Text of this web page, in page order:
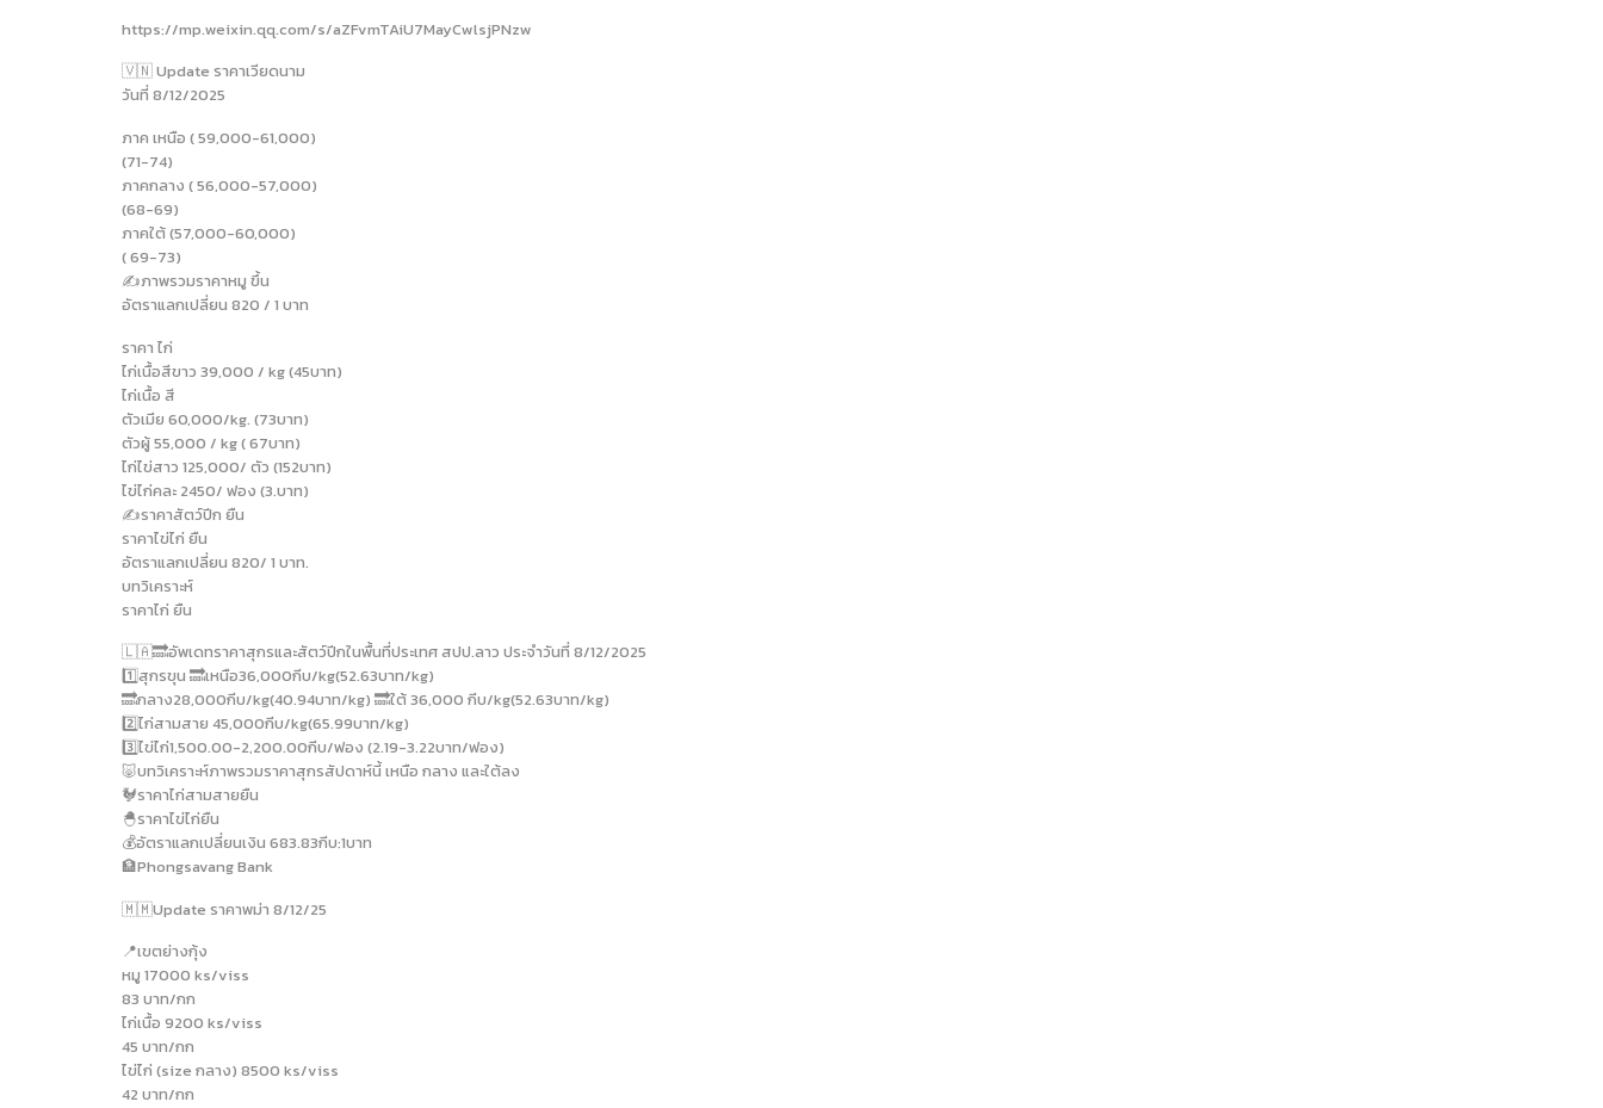
https://mp.weixin.qq.com/s/aZFvmTAiU7MayCwlsjPNzw
🇻🇳 Update ราคาเวียดนาม
วันที่ 8/12/2025
ภาค เหนือ ( 59,000-61,000)
(71-74)
ภาคกลาง ( 56,000-57,000)
(68-69)
ภาคใต้ (57,000-60,000)
( 69-73)
✍️ภาพรวมราคาหมู ขึ้น
อัตราแลกเปลี่ยน 820 / 1 บาท
ราคา ไก่
ไก่เนื้อสีขาว 39,000 / kg (45บาท)
ไก่เนื้อ สี
ตัวเมีย 60,000/kg. (73บาท)
ตัวผู้ 55,000 / kg ( 67บาท)
ไก่ไข่สาว 125,000/ ตัว (152บาท)
ไข่ไก่คละ 2450/ ฟอง (3.บาท)
✍️ราคาสัตว์ปีก ยืน
ราคาไข่ไก่ ยืน
อัตราแลกเปลี่ยน 820/ 1 บาท.
บทวิเคราะห์
ราคาไก่ ยืน
🇱🇦🔜อัพเดทราคาสุกรและสัตว์ปีกในพื้นที่ประเทศ สปป.ลาว ประจำวันที่ 8/12/2025
1️⃣สุกรขุน 🔜เหนือ36,000กีบ/kg(52.63บาท/kg)
🔜กลาง28,000กีบ/kg(40.94บาท/kg) 🔜ใต้ 36,000 กีบ/kg(52.63บาท/kg)
2️⃣ไก่สามสาย 45,000กีบ/kg(65.99บาท/kg)
3️⃣ไข่ไก่1,500.00-2,200.00กีบ/ฟอง (2.19-3.22บาท/ฟอง)
🐷บทวิเคราะห์ภาพรวมราคาสุกรสัปดาห์นี้ เหนือ กลาง และใต้ลง
🐓ราคาไก่สามสายยืน
🐣ราคาไข่ไก่ยืน
💰อัตราแลกเปลี่ยนเงิน 683.83กีบ:1บาท
🏦Phongsavang Bank
🇲🇲Update ราคาพม่า 8/12/25
📍เขตย่างกุ้ง
หมู 17000 ks/viss
83 บาท/กก
ไก่เนื้อ 9200 ks/viss
45 บาท/กก
ไข่ไก่ (size กลาง) 8500 ks/viss
42 บาท/กก